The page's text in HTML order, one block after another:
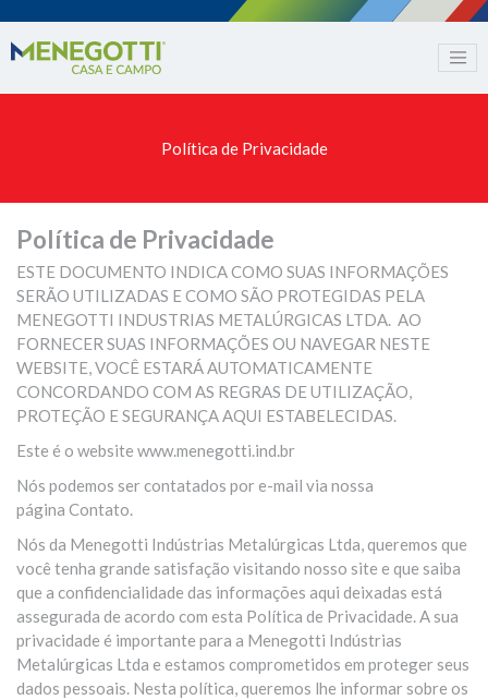
Política de Privacidade
Política de Privacidade
ESTE DOCUMENTO INDICA COMO SUAS INFORMAÇÕES
SERÃO UTILIZADAS E COMO SÃO PROTEGIDAS PELA
MENEGOTTI INDUSTRIAS METALÚRGICAS LTDA. AO
FORNECER SUAS INFORMAÇÕES OU NAVEGAR NESTE
WEBSITE, VOCÊ ESTARÁ AUTOMATICAMENTE
CONCORDANDO COM AS REGRAS DE UTILIZAÇÃO,
PROTEÇÃO E SEGURANÇA AQUI ESTABELECIDAS.
Este é o website www.menegotti.ind.br
Nós podemos ser contatados por e-mail via nossa
página Contato.
Nós da Menegotti Indústrias Metalúrgicas Ltda, queremos que
você tenha grande satisfação visitando nosso site e que saiba
que a confidencialidade das informações aqui deixadas está
assegurada de acordo com esta Política de Privacidade. A sua
privacidade é importante para a Menegotti Indústrias
Metalúrgicas Ltda e estamos comprometidos em proteger seus
dados pessoais. Nesta política, queremos lhe informar sobre os